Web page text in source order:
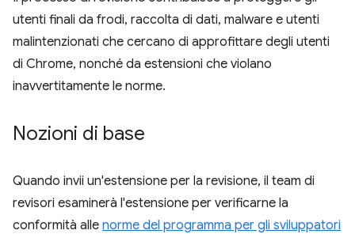
utenti finali da frodi, raccolta di dati, malware e utenti
malintenzionati che cercano di approfittare degli utenti
di Chrome, nonché da estensioni che violano
inavvertitamente le norme.
Nozioni di base
Quando invii un'estensione per la revisione, il team di
revisori esaminerà l'estensione per verificarne la
conformità alle norme del programma per gli sviluppatori